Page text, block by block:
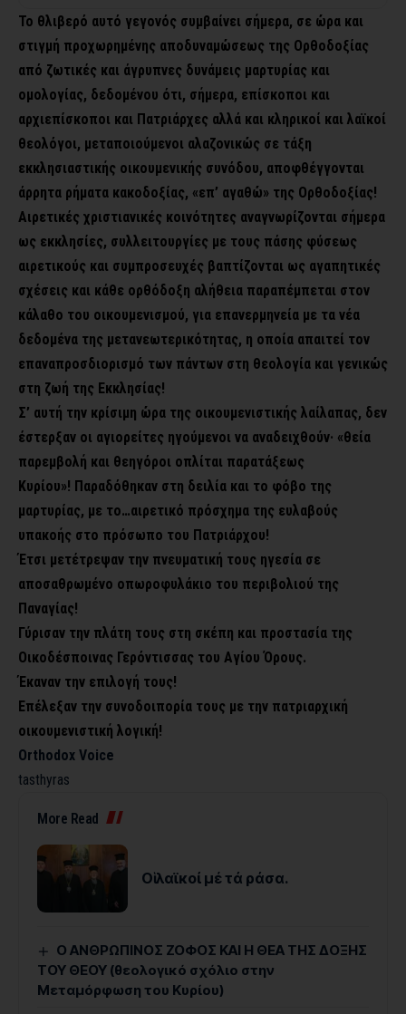
Το θλιβερό αυτό γεγονός συμβαίνει σήμερα, σε ώρα και
στιγμή προχωρημένης αποδυναμώσεως της Ορθοδοξίας
από ζωτικές και άγρυπνες δυνάμεις μαρτυρίας και
ομολογίας, δεδομένου ότι, σήμερα, επίσκοποι και
αρχιεπίσκοποι και Πατριάρχες αλλά και κληρικοί και λαϊκοί
θεολόγοι, μεταποιούμενοι αλαζονικώς σε τάξη
εκκλησιαστικής οικουμενικής συνόδου, αποφθέγγονται
άρρητα ρήματα κακοδοξίας, «επ’ αγαθώ» της Ορθοδοξίας!
Αιρετικές χριστιανικές κοινότητες αναγνωρίζονται σήμερα
ως εκκλησίες, συλλειτουργίες με τους πάσης φύσεως
αιρετικούς και συμπροσευχές βαπτίζονται ως αγαπητικές
σχέσεις και κάθε ορθόδοξη αλήθεια παραπέμπεται στον
κάλαθο του οικουμενισμού, για επανερμηνεία με τα νέα
δεδομένα της μετανεωτερικότητας, η οποία απαιτεί τον
επαναπροσδιορισμό των πάντων στη θεολογία και γενικώς
στη ζωή της Εκκλησίας!
Σ’ αυτή την κρίσιμη ώρα της οικουμενιστικής λαίλαπας, δεν
έστερξαν οι αγιορείτες ηγούμενοι να αναδειχθούν· «θεία
παρεμβολή και θεηγόροι οπλίται παρατάξεως
Κυρίου»! Παραδόθηκαν στη δειλία και το φόβο της
μαρτυρίας, με το…αιρετικό πρόσχημα της ευλαβούς
υπακοής στο πρόσωπο του Πατριάρχου!
Έτσι μετέτρεψαν την πνευματική τους ηγεσία σε
αποσαθρωμένο οπωροφυλάκιο του περιβολιού της
Παναγίας!
Γύρισαν την πλάτη τους στη σκέπη και προστασία της
Οικοδέσποινας Γερόντισσας του Αγίου Όρους.
Έκαναν την επιλογή τους!
Επέλεξαν την συνοδοιπορία τους με την πατριαρχική
οικουμενιστική λογική!
Orthodox Voice
tasthyras
More Read
Οἱ λαϊκοί μέ τά ράσα.
Ο ΑΝΘΡΩΠΙΝΟΣ ΖΟΦΟΣ ΚΑΙ Η ΘΕΑ ΤΗΣ ΔΟΞΗΣ
ΤΟΥ ΘΕΟΥ (θεολογικό σχόλιο στην
Μεταμόρφωση του Κυρίου)